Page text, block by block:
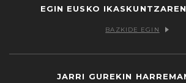
EGIN EUSKO
BAZKIDE EGIN
JARRI GUREKIN